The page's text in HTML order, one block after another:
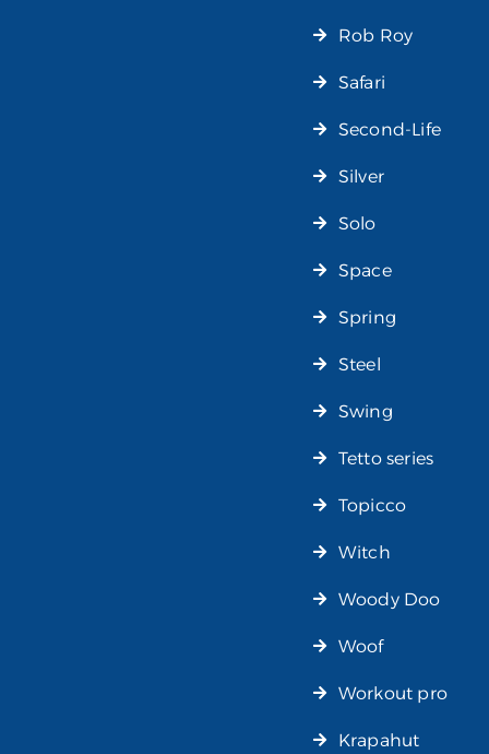
Rob Roy
Safari
Second-Life
Silver
Solo
Space
Spring
Steel
Swing
Tetto series
Topicco
Witch
Woody Doo
Woof
Workout pro
Krapahut